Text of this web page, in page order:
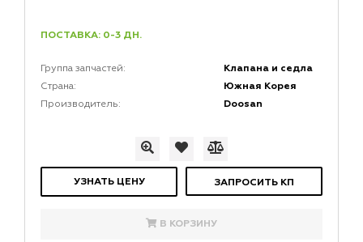
ПОСТАВКА: 0-3 ДН.
Группа запчастей: Клапана и седла
Страна: Южная Корея
Производитель: Doosan
УЗНАТЬ ЦЕНУ ЗАПРОСИТЬ КП
В КОРЗИНУ